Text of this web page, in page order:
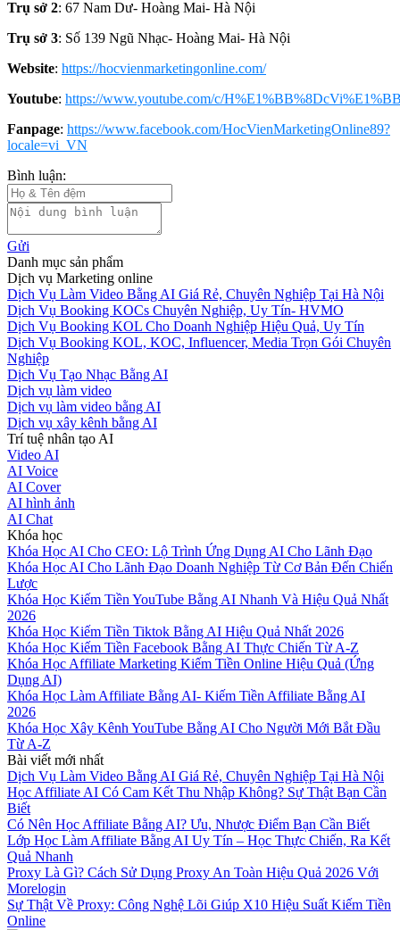
Trụ sở 2: 67 Nam Dư- Hoàng Mai- Hà Nội
Trụ sở 3: Số 139 Ngũ Nhạc- Hoàng Mai- Hà Nội
Website: https://hocvienmarketingonline.com/
Youtube: https://www.youtube.com/c/
Fanpage: https://www.facebook.com/HocVienMarketingOnline89?
locale=vi_VN
Bình luận:
Gửi
Danh mục sản phẩm
Dịch vụ Marketing online
Dịch Vụ Làm Video Bằng AI Giá Rẻ, Chuyên Nghiệp Tại Hà Nội
Dịch Vụ Booking KOCs Chuyên Nghiệp, Uy Tín- HVMO
Dịch Vụ Booking KOL Cho Doanh Nghiệp Hiệu Quả, Uy Tín
Dịch Vụ Booking KOL, KOC, Influencer, Media Trọn Gói Chuyên
Nghiệp
Dịch Vụ Tạo Nhạc Bằng AI
Dịch vụ làm video
Dịch vụ làm video bằng AI
Dịch vụ xây kênh bằng AI
Trí tuệ nhân tạo AI
Video AI
AI Voice
AI Cover
AI hình ảnh
AI Chat
Khóa học
Khóa Học AI Cho CEO: Lộ Trình Ứng Dụng AI Cho Lãnh Đạo
Khóa Học AI Cho Lãnh Đạo Doanh Nghiệp Từ Cơ Bản Đến Chiến
Lược
Khóa Học Kiếm Tiền YouTube Bằng AI Nhanh Và Hiệu Quả Nhất
2026
Khóa Học Kiếm Tiền Tiktok Bằng AI Hiệu Quả Nhất 2026
Khóa Học Kiếm Tiền Facebook Bằng AI Thực Chiến Từ A-Z
Khóa Học Affiliate Marketing Kiếm Tiền Online Hiệu Quả (Ứng
Dụng AI)
Khóa Học Làm Affiliate Bằng AI- Kiếm Tiền Affiliate Bằng AI
2026
Khóa Học Xây Kênh YouTube Bằng AI Cho Người Mới Bắt Đầu
Từ A-Z
Bài viết mới nhất
Dịch Vụ Làm Video Bằng AI Giá Rẻ, Chuyên Nghiệp Tại Hà Nội
Học Affiliate AI Có Cam Kết Thu Nhập Không? Sự Thật Bạn Cần
Biết
Có Nên Học Affiliate Bằng AI? Ưu, Nhược Điểm Bạn Cần Biết
Lớp Học Làm Affiliate Bằng AI Uy Tín – Học Thực Chiến, Ra Kết
Quả Nhanh
Proxy Là Gì? Cách Sử Dụng Proxy An Toàn Hiệu Quả 2026 Với
Morelogin
Sự Thật Về Proxy: Công Nghệ Lõi Giúp X10 Hiệu Suất Kiếm Tiền
Online